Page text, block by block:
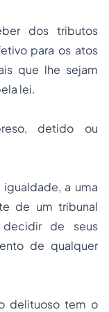
dos tributos
para os atos
que lhe sejam
lei.
detido ou
a uma
de um tribunal
de seus
de qualquer
delituoso tem o